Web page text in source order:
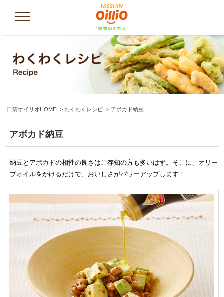
日清オイリオHOME わくわくレシピ アボカド納豆
アボカド納豆
納豆とアボカドの相性の良さはご存知の方も多いはず。そこに、オリー
ブオイルをかけるだけで、おいしさがパワーアップします！